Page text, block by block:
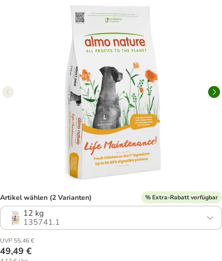
Artikel wählen (2 Varianten) % Extra-Rabatt verfügbar
12 kg
135741.1
UVP 55,46 €
49,49 €